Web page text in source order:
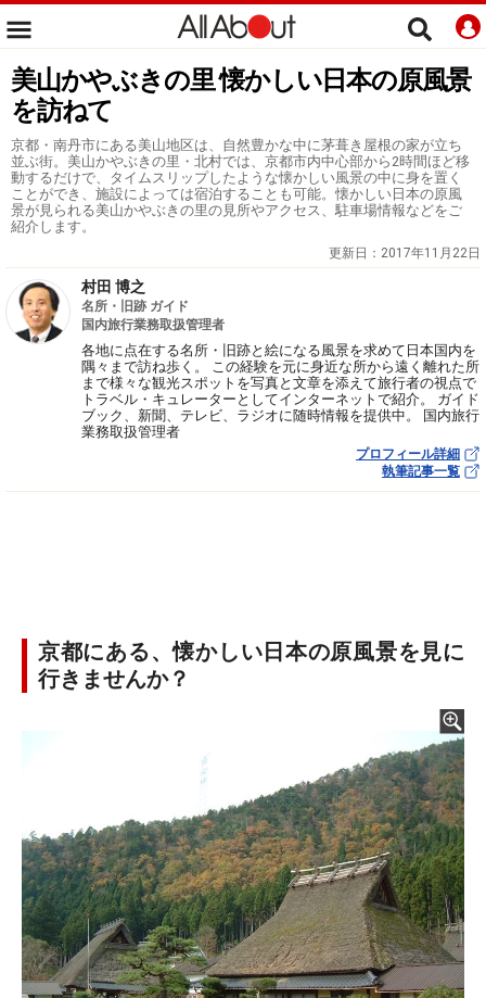
美山かやぶきの里 懐かしい日本の原風景
を訪ねて
京都・南丹市にある美山地区は、自然豊かな中に茅葺き屋根の家が立ち
並ぶ街。美山かやぶきの里・北村では、京都市内中心部から2時間ほど移
動するだけで、タイムスリップしたような懐かしい風景の中に身を置く
ことができ、施設によっては宿泊することも可能。懐かしい日本の原風
景が見られる美山かやぶきの里の見所やアクセス、駐車場情報などをご
紹介します。
更新日： 2017年11月22日
村田 博之
名所・旧跡 ガイド
国内旅行業務取扱管理者
各地に点在する名所・旧跡と絵になる風景を求めて日本国内を
隅々まで訪ね歩く。 この経験を元に身近な所から遠く離れた所
まで様々な観光スポットを写真と文章を添えて旅行者の視点で
トラベル・キュレーターとしてインターネットで紹介。 ガイド
ブック、新聞、テレビ、ラジオに随時情報を提供中。 国内旅行
業務取扱管理者
プロフィール詳細
執筆記事一覧
京都にある、懐かしい日本の原風景を見に
行きませんか？